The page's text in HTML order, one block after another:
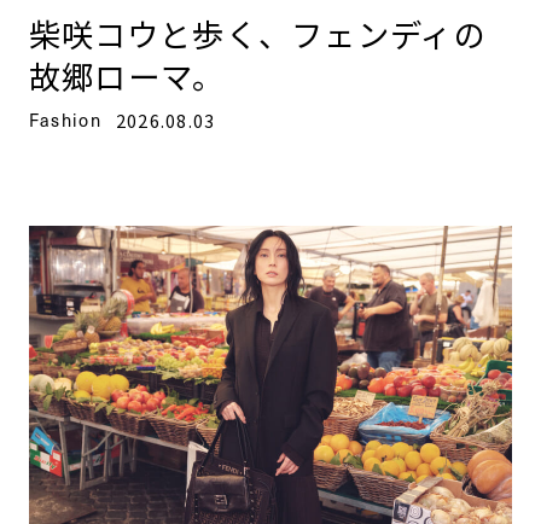
柴咲コウと歩く、フェンディの
故郷ローマ。
Fashion 2026.08.03